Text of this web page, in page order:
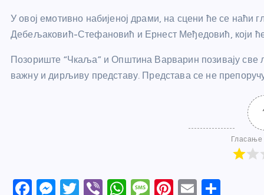
У овој емотивно набијеној драми, на сцени ће се
Дебељаковић-Стефановић и Ернест Међедовић, који ће
Позориште “Чкаља” и Општина Варварин позивају
важну и дирљиву представу. Представа се не
Гласање
F
M T
Vi W M Pi E